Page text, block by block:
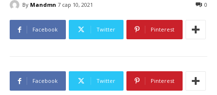
By Mandmn 7 сар 10, 2021 0
Facebook Twitter Pinterest
Facebook Twitter Pinterest